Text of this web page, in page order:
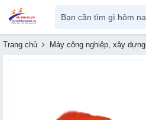
Trang chủ Máy công nghiệp, xây dựng